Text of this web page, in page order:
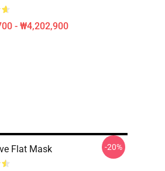
- ₩4,202,900
Flat Mask -20%